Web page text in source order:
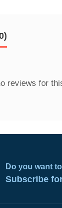
reviews for
Do you want
Subscribe